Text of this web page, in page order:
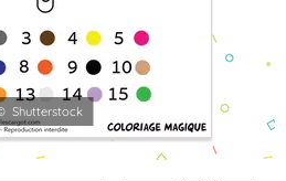
Shutterstock